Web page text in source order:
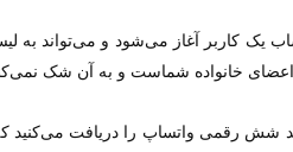
یک کاربر آغاز می‌شود و می‌تواند به
خانواده شماست و به آن شک
شش رقمی واتساپ را دریافت